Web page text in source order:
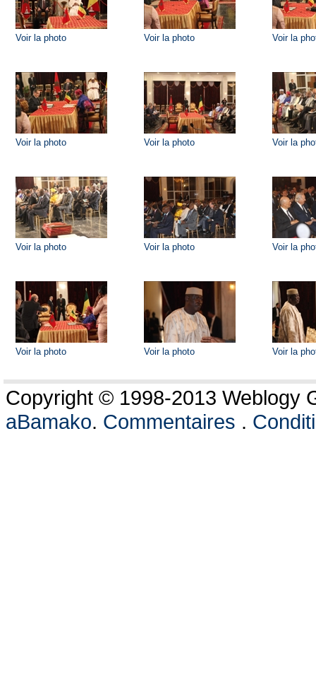
Voir la photo Voir la photo Voir la
Voir la photo Voir la photo Voir la
Voir la photo Voir la photo Voir la
Voir la photo Voir la photo Voir la
Copyright © 1998-2013 Weblogy
aBamako. Commentaires .